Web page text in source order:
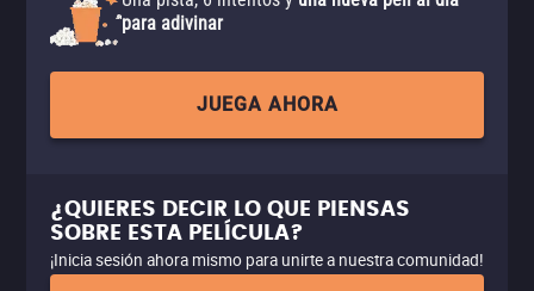
para adivinar
JUEGA AHORA
¿QUIERES DECIR LO QUE PIENSAS
SOBRE ESTA PELÍCULA?
¡Inicia sesión ahora mismo para unirte a nuestra comunidad!